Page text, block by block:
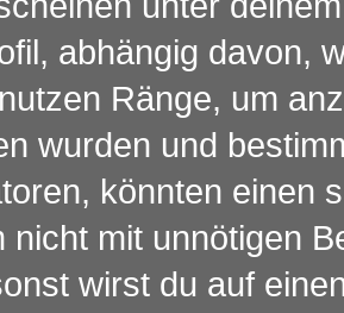
abhängig davon,
Ränge, um
wurden und
könnten einen
nicht mit unnötigen
wirst du auf